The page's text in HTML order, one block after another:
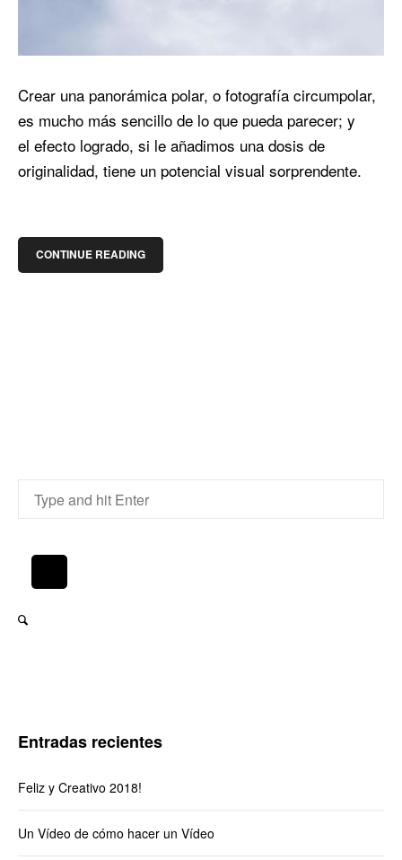
Crear una panorámica polar, o fotografía circumpolar,
es mucho más sencillo de lo que pueda parecer; y
el efecto logrado, si le añadimos una dosis de
originalidad, tiene un potencial visual sorprendente.
CONTINUE READING
Entradas recientes
Feliz y Creativo 2018!
Un Vídeo de cómo hacer un Vídeo